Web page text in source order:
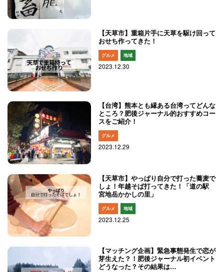
【天草市】重箱片手に天草を駆け回って
おせち作ってきた！
グルメ 地域
2023.12.30
【台湾】熊本とも縁ある台湾ってどんな
ところ？肥後ジャーナル的おすすめコー
スをご紹介！
グルメ
2023.12.29
【天草市】やっぱり自分で打った蕎麦で
しょ！年越そば打ってきた！「道の駅
宮地岳かかしの里」
グルメ 地域
2023.12.25
【マッチング企画】緊急事態発生で恋が
芽生えた？！肥後ジャーナル初イベント
どうなった？その結果は…